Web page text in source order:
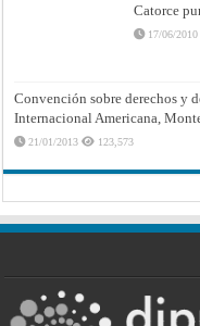
Catorce
17/06/2010
Convención sobre derechos y
Internacional Americana,
21/01/2013 123,573